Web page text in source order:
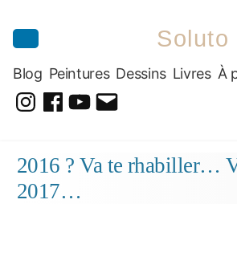
Soluto
Blog Peintures Dessins Livres À
Dessins
contenu
2016 ? Va te rhabiller…
2017…